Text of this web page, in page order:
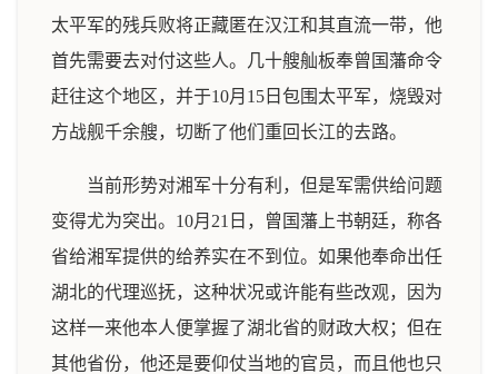
太平军的残兵败将正藏匿在汉江和其直流一带，他
首先需要去对付这些人。几十艘舢板奉曾国藩命令
赶往这个地区，并于10月15日包围太平军，烧毁对
方战舰千余艘，切断了他们重回长江的去路。
当前形势对湘军十分有利，但是军需供给问题
变得尤为突出。10月21日，曾国藩上书朝廷，称各
省给湘军提供的给养实在不到位。如果他奉命出任
湖北的代理巡抚，这种状况或许能有些改观，因为
这样一来他本人便掌握了湖北省的财政大权；但在
其他省份，他还是要仰仗当地的官员，而且他也只